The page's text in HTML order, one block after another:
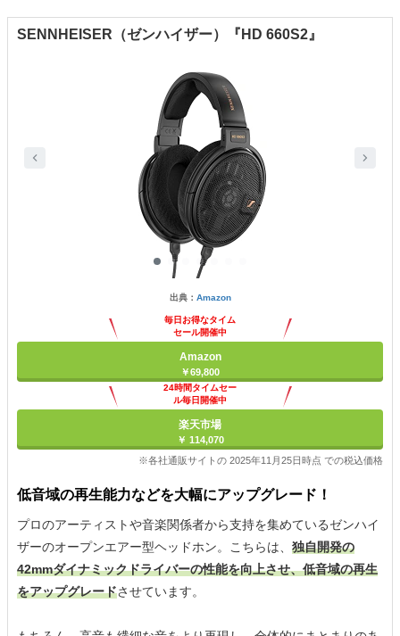
SENNHEISER（ゼンハイザー）『HD 660S2』
出典： Amazon
毎日お得なタイム
セール開催中
Amazon
￥69,800
24時間タイムセー
ル毎日開催中
楽天市場
￥ 114,070
※各社通販サイトの 2025年11月25日時点 での税込価格
低音域の再生能力などを大幅にアップグレード！
プロのアーティストや音楽関係者から支持を集めているゼンハイ
ザーのオープンエアー型ヘッドホン。こちらは、 独自開発の
42mmダイナミックドライバーの性能を向上させ、低音域の再生
をアップグレードさせています。